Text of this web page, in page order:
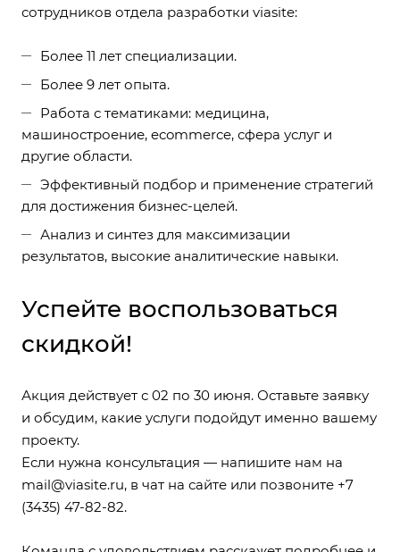
сотрудников отдела разработки viasite:
Более 11 лет специализации.
Более 9 лет опыта.
Работа с тематиками: медицина,
машиностроение, ecommerce, сфера услуг и
другие области.
Эффективный подбор и применение стратегий
для достижения бизнес-целей.
Анализ и синтез для максимизации
результатов, высокие аналитические навыки.
Успейте воспользоваться
скидкой!
Акция действует с 02 по 30 июня. Оставьте заявку
и обсудим, какие услуги подойдут именно вашему
проекту.
Если нужна консультация — напишите нам на
mail@viasite.ru, в чат на сайте или позвоните +7
(3435) 47-82-82.